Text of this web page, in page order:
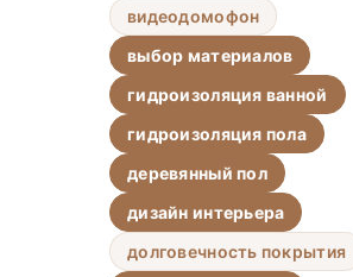
видеодомофон
выбор материалов
гидроизоляция ванной
гидроизоляция пола
деревянный пол
дизайн интерьера
долговечность покрытия